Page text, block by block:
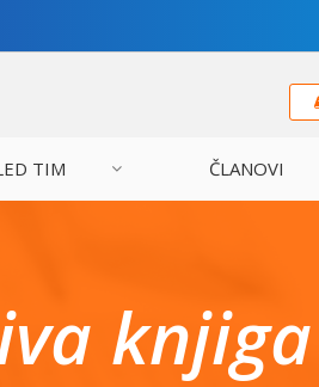
TIM ČLANOVI
knjiga